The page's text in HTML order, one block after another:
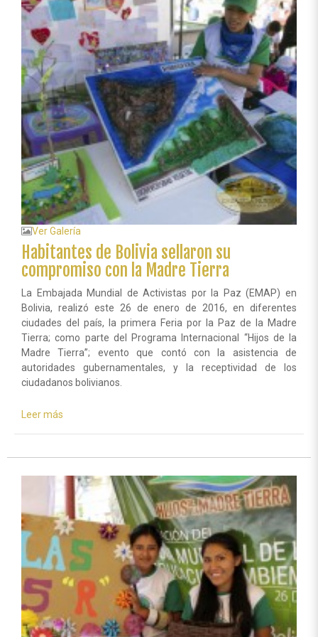
MADRE
TIERRA
Ver Galería
Habitantes de Bolivia sellaron su
compromiso con la Madre Tierra
La Embajada Mundial de Activistas por la Paz (EMAP) en
Bolivia, realizó este 26 de enero de 2016, en diferentes
ciudades del país, la primera Feria por la Paz de la Madre
Tierra; como parte del Programa Internacional “Hijos de la
Madre Tierra”; evento que contó con la asistencia de
autoridades gubernamentales, y la receptividad de los
ciudadanos bolivianos.
Leer más
su
compromiso
con
la
Madre
Tierra